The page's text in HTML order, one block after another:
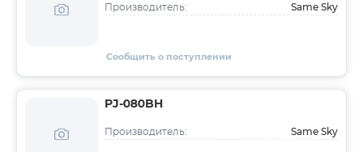
Производитель: Same Sky
Сообщить о поступлении
PJ-080BH
Производитель: Same Sky